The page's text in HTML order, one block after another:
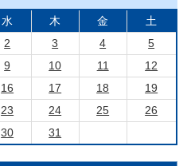
進む
水 木 金
土
2 3 4
5
9 10 11
12
16 17 18
19
23 24 25
26
30 31